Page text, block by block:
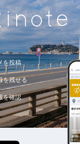
を投稿
を残せる
を確認